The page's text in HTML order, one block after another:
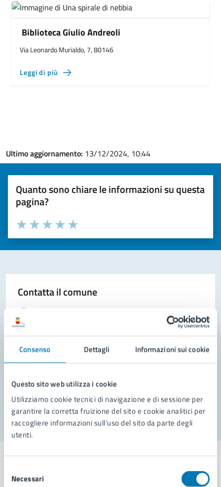
Consenso Dettagli Informazioni sui cookie
Questo sito web utilizza i cookie
Utilizziamo cookie tecnici di navigazione e di sessione per
garantire la corretta fruizione del sito e cookie analitici per
raccogliere informazioni sull'uso del sito da parte degli
utenti.
delNecessari
Biblioteca Giulio Andreoli
Via Leonardo Murialdo, 7, 80146
Leggi di più
Ultimo aggiornamento: 13/12/2024, 10:44
Quanto sono chiare le informazioni su questa
pagina?
Valuta la chiarezza delle informazioni (da 1 a 5 stelle)
Seleziona il numero di stelle per valutare la chiarezza delle
Valuta 5 stelle su 5
Valuta 4 stelle su 5
Valuta 3 stelle su 5
Valuta 2 stelle su 5
Valuta 1 stelle su 5
Contatta il comune
Prenota appuntamento
Problemi in città
Segnala disservizio